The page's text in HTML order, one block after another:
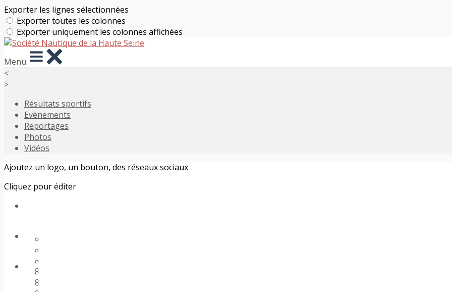
Exporter les lignes sélectionnées
Exporter toutes les colonnes
Exporter uniquement les colonnes affichées
Menu
<
>
Résultats sportifs
Evènements
Reportages
Photos
Vidéos
Ajoutez un logo, un bouton, des réseaux sociaux
Cliquez pour éditer